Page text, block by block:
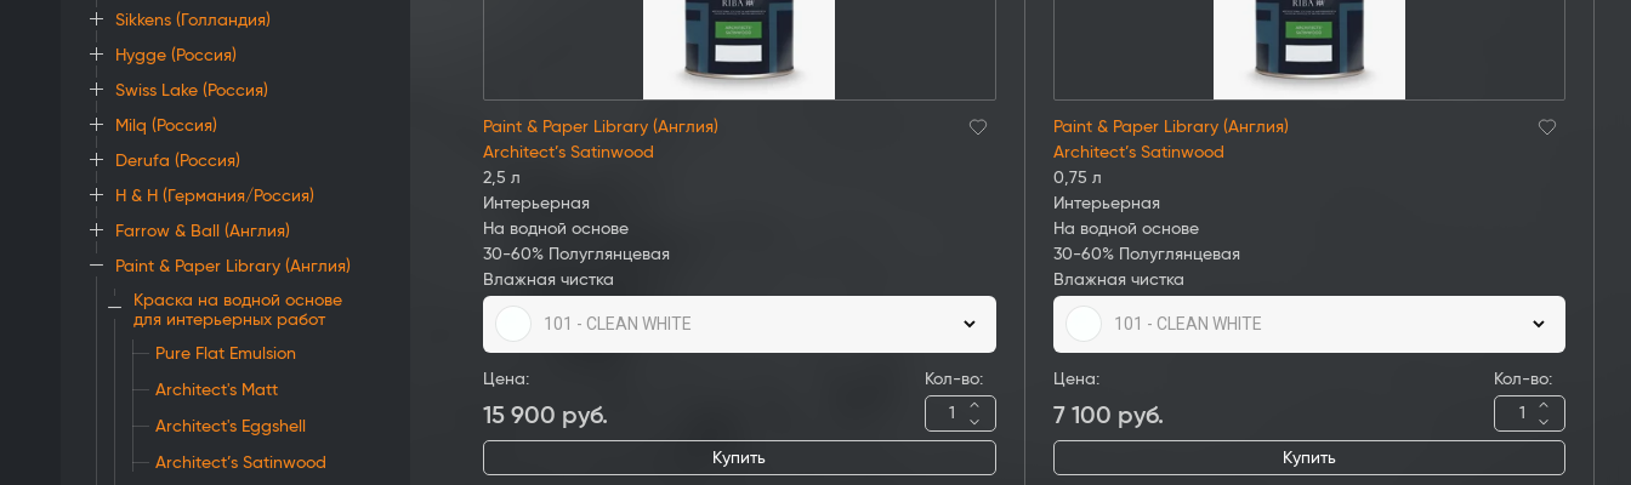
Sikkens (Голландия)
Hygge (Россия)
Swiss Lake (Россия)
Milq (Россия)
Derufa (Россия)
H & H (Германия/Россия)
Farrow & Ball (Англия)
Paint & Paper Library (Англия)
Краска на водной основе
для интерьерных работ
Pure Flat Emulsion
Architect's Matt
Architect's Eggshell
Architect’s Satinwood
Paint & Paper Library (Англия)
Architect’s Satinwood
2,5 л
Интерьерная
На водной основе
30-60% Полуглянцевая
Влажная чистка
101 - CLEAN WHITE
Цена:
15 900 руб.
Кол-во:
Купить
Paint & Paper Library (Англия)
Architect’s Satinwood
0,75 л
Интерьерная
На водной основе
30-60% Полуглянцевая
Влажная чистка
101 - CLEAN WHITE
Цена:
7 100 руб.
Кол-во:
Купить